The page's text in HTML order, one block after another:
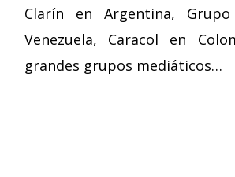
Clarín en Argentina,
Venezuela, Caracol en
grandes grupos mediáticos…